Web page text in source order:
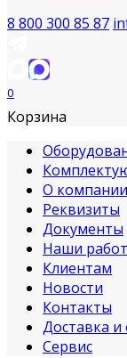
8 800 300 85 87
0
Корзина
О компании
Реквизиты
Документы
Наши
Клиентам
Новости
Контакты
Доставка и
Сервис